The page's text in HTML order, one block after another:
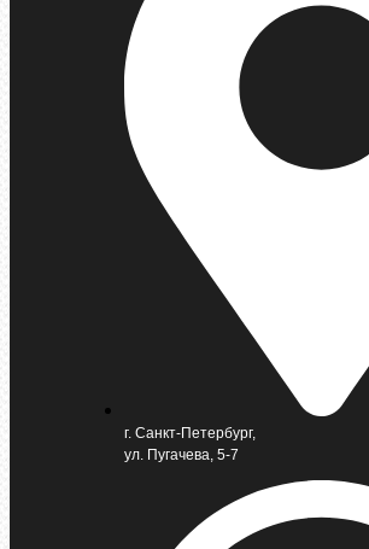
г. Санкт-Петербург,
ул. Пугачева, 5-7